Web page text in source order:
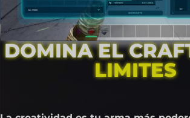
DOMINA EL
LIMITES